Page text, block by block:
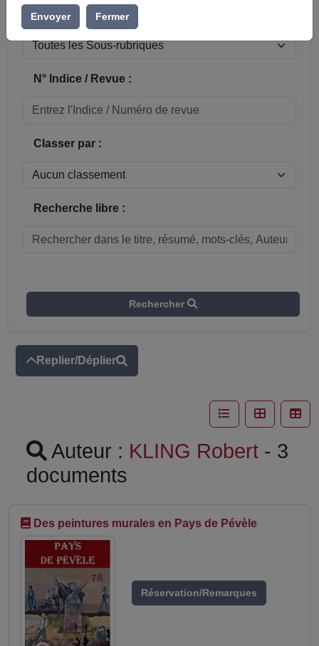
Sous-rubrique / Commune :
N° Indice / Revue :
Classer par :
Recherche libre :
Rechercher
Replier/Déplier
Auteur : KLING Robert - 3
documents
Des peintures murales en Pays de Pévèle
Réservation/Remarques
Envoyer Fermer